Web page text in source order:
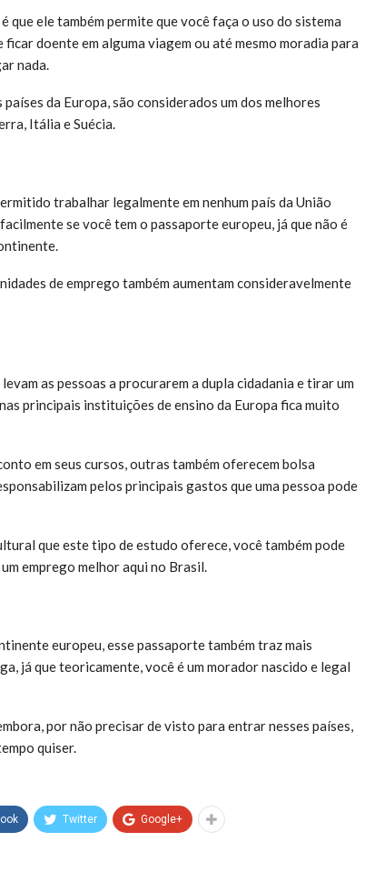
ele também permite que você faça o uso do sistema
doente em alguma viagem ou até mesmo moradia para
nada.
da Europa, são considerados um dos melhores
Itália e Suécia.
trabalhar legalmente em nenhum país da União
se você tem o passaporte europeu, já que não é
de emprego também aumentam consideravelmente
as pessoas a procurarem a dupla cidadania e tirar um
principais instituições de ensino da Europa fica muito
em seus cursos, outras também oferecem bolsa
pelos principais gastos que uma pessoa pode
que este tipo de estudo oferece, você também pode
emprego melhor aqui no Brasil.
europeu, esse passaporte também traz mais
já que teoricamente, você é um morador nascido e legal
por não precisar de visto para entrar nesses países,
quiser.
Twitter Google+